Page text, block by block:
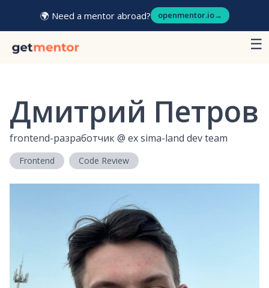
🌍 Need a mentor abroad? openmentor.io→
☰
Дмитрий Петров
frontend-разработчик@ ex sima-land dev team
Frontend Code Review